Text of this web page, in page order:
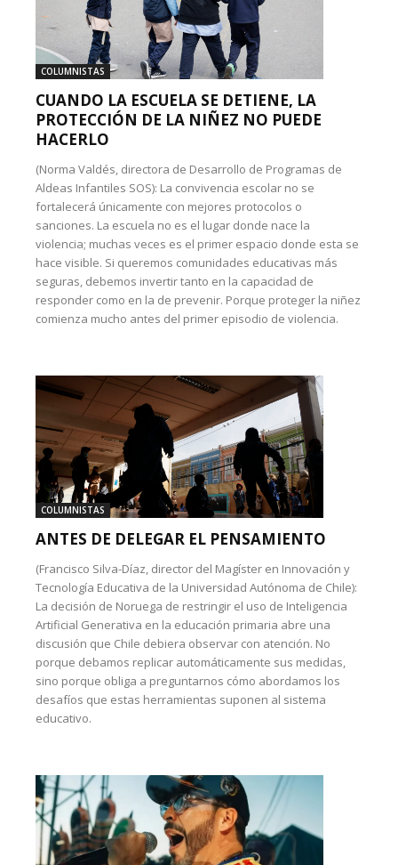
COLUMNISTAS
CUANDO LA ESCUELA SE DETIENE, LA
PROTECCIÓN DE LA NIÑEZ NO PUEDE
HACERLO
(Norma Valdés, directora de Desarrollo de Programas de
Aldeas Infantiles SOS): La convivencia escolar no se
fortalecerá únicamente con mejores protocolos o
sanciones. La escuela no es el lugar donde nace la
violencia; muchas veces es el primer espacio donde esta se
hace visible. Si queremos comunidades educativas más
seguras, debemos invertir tanto en la capacidad de
responder como en la de prevenir. Porque proteger la niñez
comienza mucho antes del primer episodio de violencia.
COLUMNISTAS
ANTES DE DELEGAR EL PENSAMIENTO
(Francisco Silva-Díaz, director del Magíster en Innovación y
Tecnología Educativa de la Universidad Autónoma de Chile):
La decisión de Noruega de restringir el uso de Inteligencia
Artificial Generativa en la educación primaria abre una
discusión que Chile debiera observar con atención. No
porque debamos replicar automáticamente sus medidas,
sino porque obliga a preguntarnos cómo abordamos los
desafíos que estas herramientas suponen al sistema
educativo.